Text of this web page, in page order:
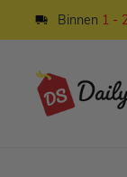
Ga naar de inhoud
Binnen 1 -